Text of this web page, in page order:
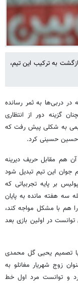
به ترکیب این تیم،
در دربی‌ها به ثمر رسانده
گزینه دور از انتظاری
به شکلی پیش رفت که
حسینی کرد.
هم مقابل حریف دیرینه
این تیم تبدیل شود
بر پایه تجربیاتی که
سه هفته مانده به پایان
را هم با مشکل مواجه کند،
در اولین بازی بعد
تصمیم یحیی گل محمدی
زوج شهریار مغانلو به
و توانست مرد اول خط